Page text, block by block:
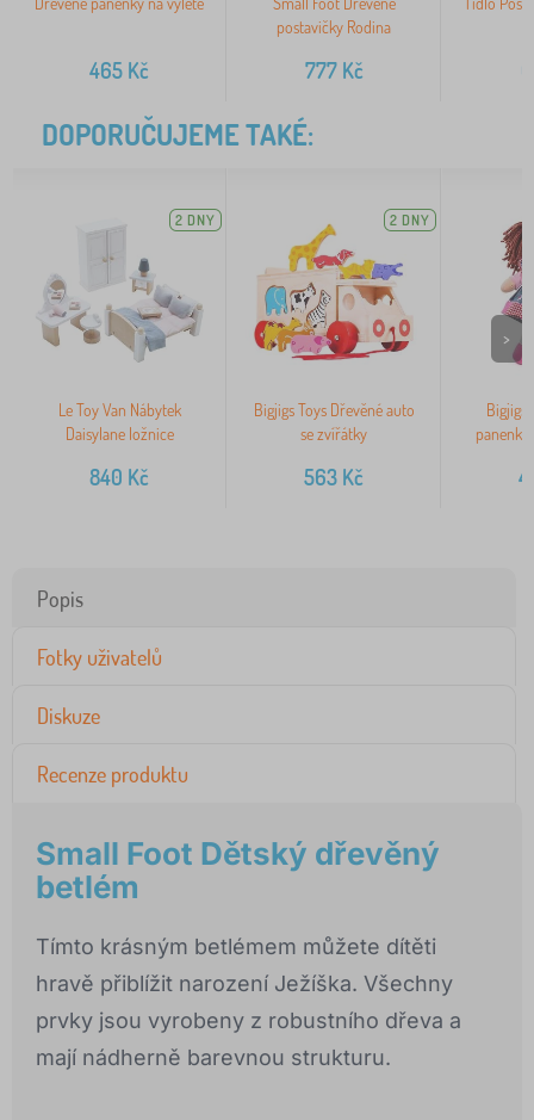
465 Kč
postavičky Rodina
777Kč
DOPORUČUJEME TAKÉ:
2 DNY
Le Toy Van Nábytek
Daisylane ložnice
840 Kč
2 DNY
Bigjigs Toys Dřevěné auto
se zvířátky
563 Kč
Bigjigs
>
Popis
Fotky uživatelů
Diskuze
Recenze produktu
Small Foot Dětský dřevěný
betlém
Tímto krásným betlémem můžete dítěti
hravě přiblížit narození Ježíška. Všechny
prvky jsou vyrobeny z robustního dřeva a
mají nádherně barevnou strukturu.